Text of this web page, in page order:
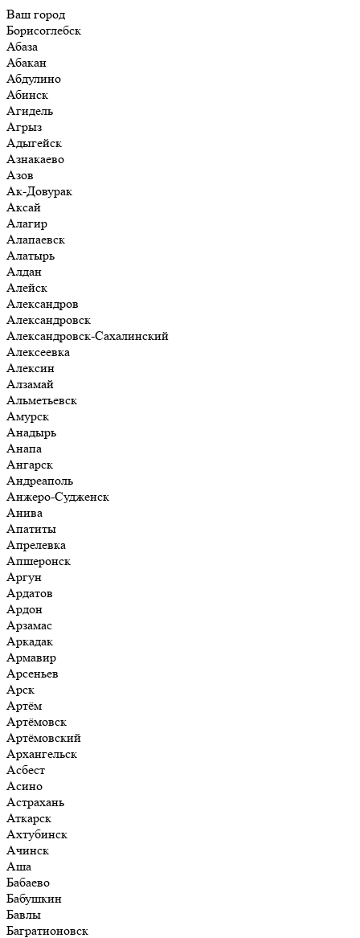
Ваш город
Борисоглебск
Абаза
Абакан
Абдулино
Абинск
Агидель
Агрыз
Адыгейск
Азнакаево
Азов
Ак-Довурак
Аксай
Алагир
Алапаевск
Алатырь
Алдан
Алейск
Александров
Александровск
Александровск-Сахалинский
Алексеевка
Алексин
Алзамай
Альметьевск
Амурск
Анадырь
Анапа
Ангарск
Андреаполь
Анжеро-Судженск
Анива
Апатиты
Апрелевка
Апшеронск
Аргун
Ардатов
Ардон
Арзамас
Аркадак
Армавир
Арсеньев
Арск
Артём
Артёмовск
Артёмовский
Архангельск
Асбест
Асино
Астрахань
Аткарск
Ахтубинск
Ачинск
Аша
Бабаево
Бабушкин
Бавлы
Багратионовск